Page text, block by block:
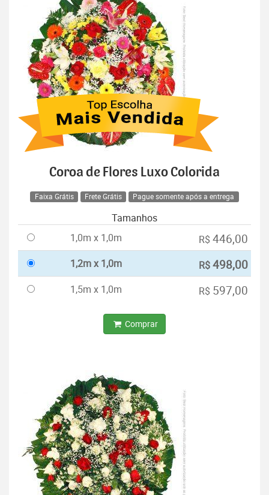
Coroa de Flores Luxo Colorida
Faixa Grátis Frete Grátis Pague somente após a entrega
Tamanhos
1,0m x 1,0m
R$ 446,00
1,2m x 1,0m R$498,00
1,5m x 1,0m R$ 597,00
Comprar